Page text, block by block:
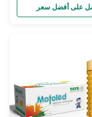
Products
على أفضل سعر